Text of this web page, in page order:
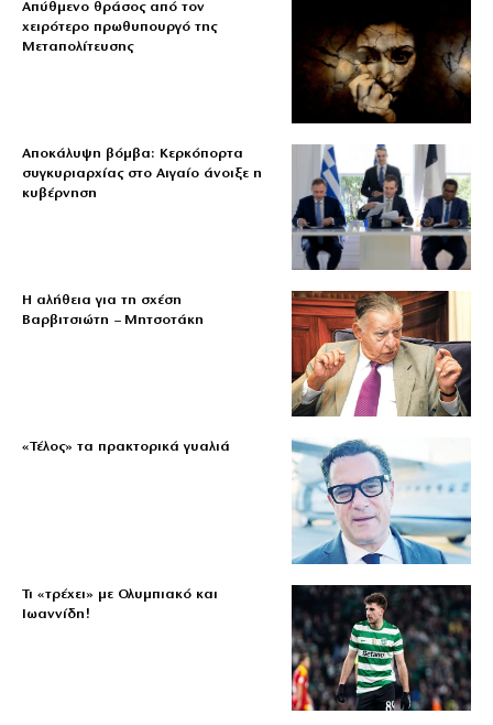
Απύθμενο θράσος από τον
χειρότερο πρωθυπουργό της
Μεταπολίτευσης
Αποκάλυψη βόμβα: Κερκόπορτα
συγκυριαρχίας στο Αιγαίο άνοιξε η
κυβέρνηση
Η αλήθεια για τη σχέση
Βαρβιτσιώτη – Μητσοτάκη
«Τέλος» τα πρακτορικά γυαλιά
Τι «τρέχει» με Ολυμπιακό και
Ιωαννίδη!